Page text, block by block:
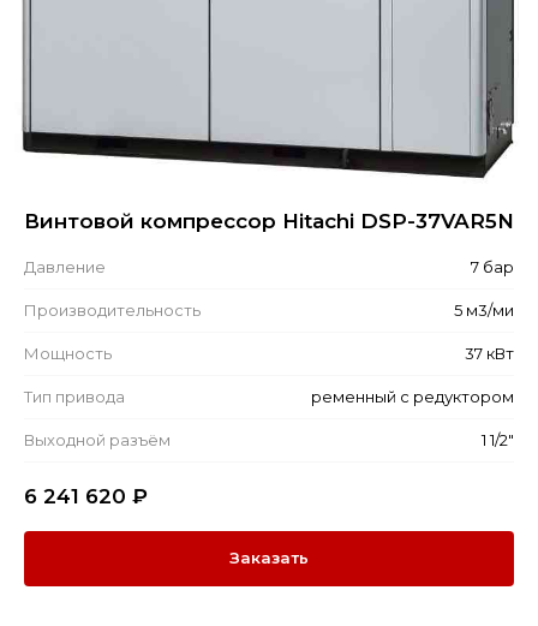
Винтовой компрессор Hitachi DSP-37VAR5N
Давление 7 бар
Производительность 5 м3/ми
Мощность 37 кВт
Тип привода ременный с редуктором
Выходной разъём 1 1/2"
6 241 620 ₽
Заказать